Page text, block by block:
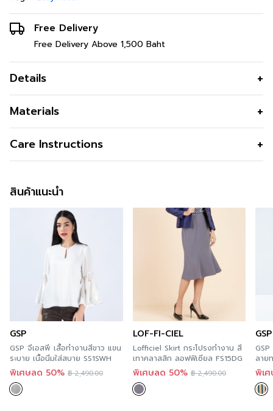
Free Delivery
Free Delivery Above 1,500 Baht
Details
Materials
Care Instructions
สินค้าแนะนำ
GSP
GSP จีเอสพี เสื้อทำงานสีขาว แขน
ระบาย เนื้อนิ่มใส่สบาย SS1SWH
พิเศษลด 50% ฿2,490.00
LOF-FI-CIEL
Lofficiel Skirt กระโปรงทำงาน สี
เทาคลาสสิก ลอฟฟิเซียล FS15DG
พิเศษลด 50% ฿2,490.00
GSP
ลาย
พิเ